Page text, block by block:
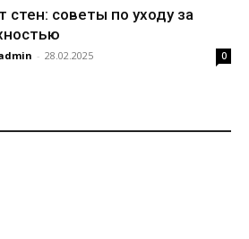
стен: советы по уходу за
- 28.02.2025 0